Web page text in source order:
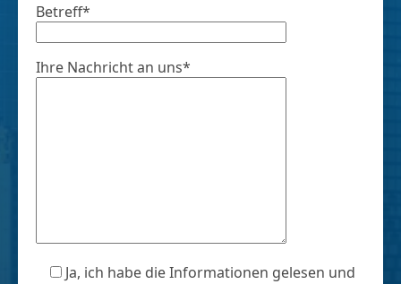
Betreff*
Ihre Nachricht an uns*
Ja, ich habe die Informationen gelesen und